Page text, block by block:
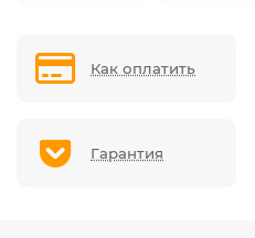
Как оплатить
Гарантия